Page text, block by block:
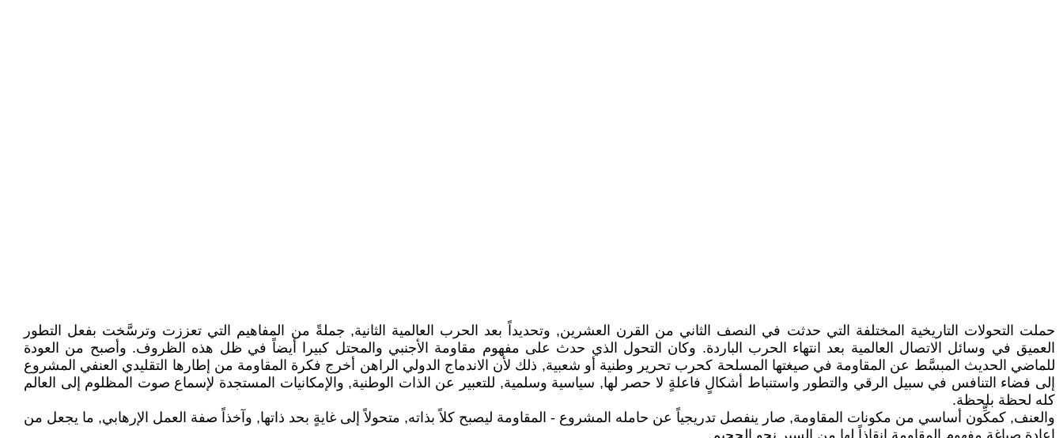
حملت التحولات التاريخية المختلفة التي حدثت في النصف الثاني من القرن العشرين, وتحديداً بعد الحرب العالمية الثانية, جملةً من المفاهيم التي تعززت وترسَّخت بفعل التطور
العميق في وسائل الاتصال العالمية بعد انتهاء الحرب الباردة. وكان التحول الذي حدث على مفهوم مقاومة الأجنبي والمحتل كبيرا أيضاً في ظل هذه الظروف. وأصبح من العودة
للماضي الحديث المبسَّط عن المقاومة في صيغتها المسلحة كحرب تحرير وطنية أو شعبية, ذلك لأن الاندماج الدولي الراهن أخرج فكرة المقاومة من إطارها التقليدي العنفي المشروع
إلى فضاء التنافس في سبيل الرقي والتطور واستنباط أشكالٍ فاعلةٍ لا حصر لها, سياسية وسلمية, للتعبير عن الذات الوطنية, والإمكانيات المستجدة لإسماع صوت المظلوم إلى العالم
كله لحظة بلحظة.
والعنف, كمكِّون أساسي من مكونات المقاومة, صار ينفصل تدريجياً عن حامله المشروع - المقاومة ليصبح كلاً بذاته, متحولاً إلى غايةٍ بحد ذاتها, وآخذاً صفة العمل الإرهابي, ما يجعل من